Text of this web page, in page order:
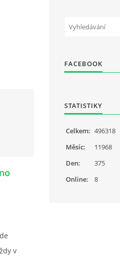
v
FACEBOOK
STATISTIKY
Online: 8
Celkem: 496318
Měsíc:
11968
Den:
375